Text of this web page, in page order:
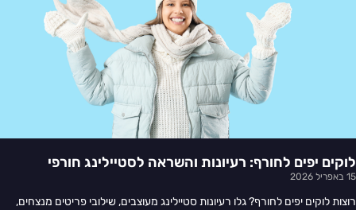
לוקים יפים לחורף: רעיונות והשראה לסטיילינג חורפי
15 באפריל 2026
רוצות לוקים יפים לחורף? גלו רעיונות סטיילינג מעוצבים, שילובי פריטים מנצחים,